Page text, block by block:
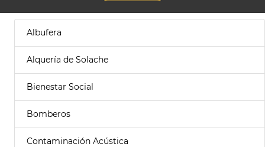
Albufera
Alquería de Solache
Bienestar Social
Bomberos
Contaminación Acústica